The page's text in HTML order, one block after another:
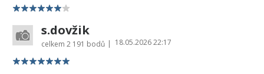
s.dovžik
celkem 2 191 bodů | 18.05.2026 22:17